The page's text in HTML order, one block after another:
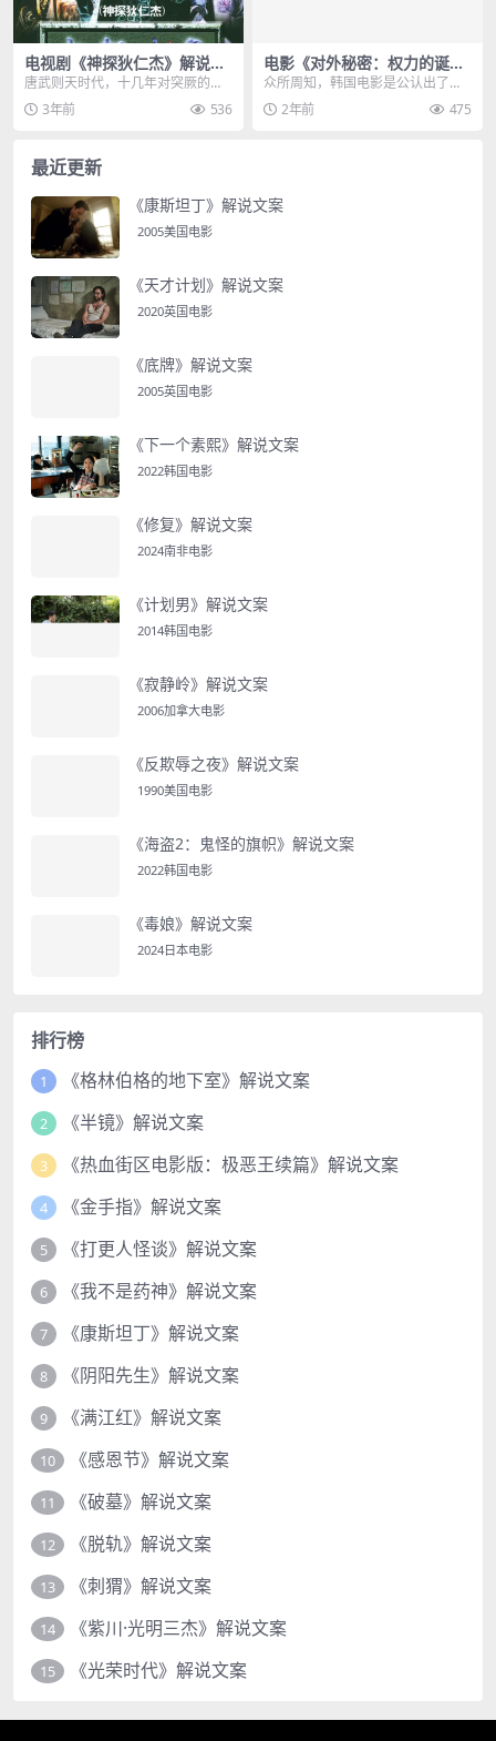
电视剧《神探狄仁杰》解说文
案
唐武则天时代，十几年对突厥的战
争结束了，天下太平举朝欢贺，此
时的狄仁杰，已因故被...
3年前 536
电影《对外秘密：权力的诞
生》解说文案
众所周知，韩国电影是公认出了名
的敢拍，可我还是万万不会想到，
即便他们已经废除了审...
2年前 475
最近更新
《康斯坦丁》解说文案
2005美国电影
《天才计划》解说文案
2020英国电影
《底牌》解说文案
2005英国电影
《下一个素熙》解说文案
2022韩国电影
《修复》解说文案
2024南非电影
《计划男》解说文案
2014韩国电影
《寂静岭》解说文案
2006加拿大电影
《反欺辱之夜》解说文案
1990美国电影
《海盗2：鬼怪的旗帜》解说文案
2022韩国电影
《毒娘》解说文案
2024日本电影
排行榜
1 《格林伯格的地下室》解说文案
2 《半镜》解说文案
3 《热血街区电影版：极恶王续篇》解说文案
4 《金手指》解说文案
5 《打更人怪谈》解说文案
6 《我不是药神》解说文案
7 《康斯坦丁》解说文案
8 《阴阳先生》解说文案
9 《满江红》解说文案
10 《感恩节》解说文案
11 《破墓》解说文案
12 《脱轨》解说文案
13 《刺猬》解说文案
14 《紫川·光明三杰》解说文案
15 《光荣时代》解说文案